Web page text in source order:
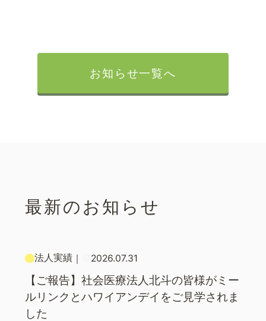
お知らせ一覧へ
最新のお知らせ
法人実績｜ 2026.07.31
【ご報告】社会医療法人北斗の皆様がミー
ルリンクとハワイアンデイをご見学されま
した